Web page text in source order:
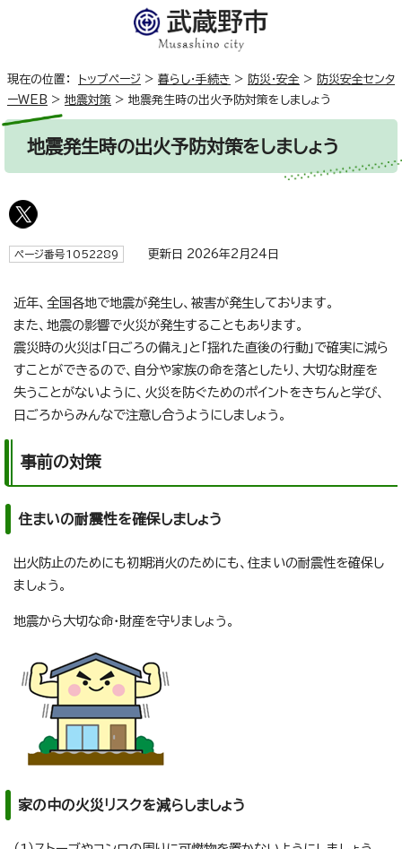
現在の位置： トップページ > 暮らし・手続き > 防災・安全 > 防災安全センタ
ーWEB > 地震対策 > 地震発生時の出火予防対策をしましょう
地震発生時の出火予防対策をしましょう
ページ番号1052289 更新日 2026年2月24日
近年、全国各地で地震が発生し、被害が発生しております。
また、地震の影響で火災が発生することもあります。
震災時の火災は「日ごろの備え」と「揺れた直後の行動」で確実に減ら
すことができるので、自分や家族の命を落としたり、大切な財産を
失うことがないように、火災を防ぐためのポイントをきちんと学び、
日ごろからみんなで注意し合うようにしましょう。
事前の対策
住まいの耐震性を確保しましょう
出火防止のためにも初期消火のためにも、住まいの耐震性を確保し
ましょう。
地震から大切な命・財産を守りましょう。
家の中の火災リスクを減らしましょう